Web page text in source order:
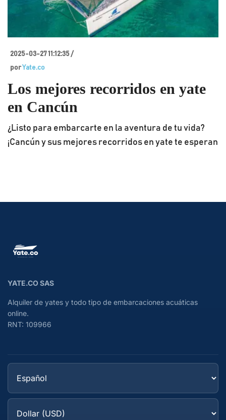
2025-03-27 11:12:35 /
porYate.co
Los mejores recorridos en yate
en Cancún
¿Listo para embarcarte en la aventura de tu vida?
¡Cancún y sus mejores recorridos en yate te esperan
YATE.CO SAS
Alquiler de yates y todo tipo de embarcaciones acuáticas
online.
RNT: 109966